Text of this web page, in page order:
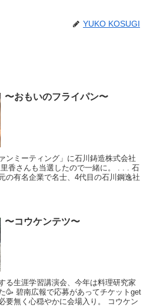
YUKO KOSUGI
〜おもいのフライパン〜
ンミーティング」に石川鋳造株式会社
香さんも当選したので一緒に。 . . . 石
の有名企業で名士、4代目の石川鋼逸社
〜コウケンテツ〜
る生涯学習講演会、今年は料理研究家
🥳 碧南広報で応募があってチケットget
要無く心穏やかに会場入り。 コウケン